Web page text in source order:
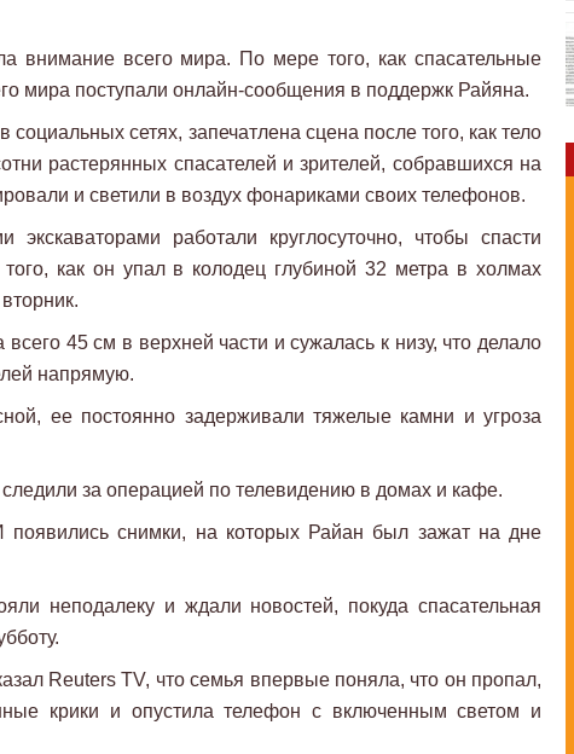
внимание всего мира. По мере того, как спасательные
мира поступали онлайн-сообщения в поддержк Райяна.
социальных сетях, запечатлена сцена после того, как тело
растерянных спасателей и зрителей, собравшихся на
и светили в воздух фонариками своих телефонов.
экскаваторами работали круглосуточно, чтобы спасти
того, как он упал в колодец глубиной 32 метра в холмах
45 см в верхней части и сужалась к низу, что делало
напрямую.
ее постоянно задерживали тяжелые камни и угроза
за операцией по телевидению в домах и кафе.
снимки, на которых Райан был зажат на дне
неподалеку и ждали новостей, покуда спасательная
Reuters TV, что семья впервые поняла, что он пропал,
крики и опустила телефон с включенным светом и